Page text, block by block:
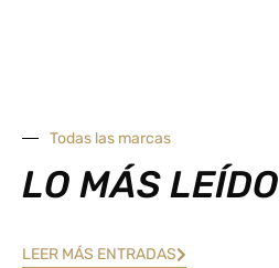
Todas las marcas
LO MÁS LEÍDO
LEER MÁS ENTRADAS